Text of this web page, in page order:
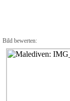
Bild bewerten: